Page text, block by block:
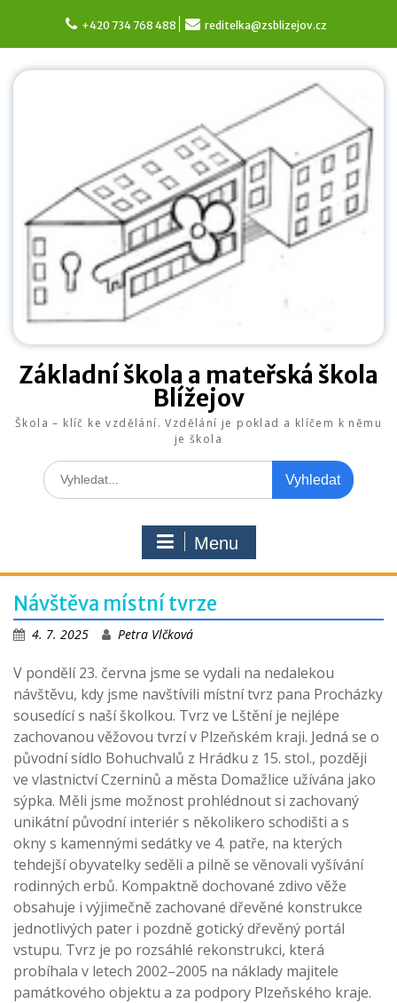
content
+420 734 768 488 reditelka@zsblizejov.cz
Základní škola a mateřská škola
Blížejov
Škola – klíč ke vzdělání. Vzdělání je poklad a klíčem k němu
je škola
Search
for:
Menu
Návštěva místní tvrze
4. 7. 2025 Petra Vlčková
V pondělí 23. června jsme se vydali na nedalekou
návštěvu, kdy jsme navštívili místní tvrz pana Procházky
sousedící s naší školkou. Tvrz ve Lštění je nejlépe
zachovanou věžovou tvrzí v Plzeňském kraji. Jedná se o
původní sídlo Bohuchvalů z Hrádku z 15. stol., později
ve vlastnictví Czerninů a města Domažlice užívána jako
sýpka. Měli jsme možnost prohlédnout si zachovaný
unikátní původní interiér s několikero schodišti a s
okny s kamennými sedátky ve 4. patře, na kterých
tehdejší obyvatelky seděli a pilně se věnovali vyšívání
rodinných erbů. Kompaktně dochované zdivo věže
obsahuje i výjimečně zachované dřevěné konstrukce
jednotlivých pater i pozdně gotický dřevěný portál
vstupu. Tvrz je po rozsáhlé rekonstrukci, která
probíhala v letech 2002–2005 na náklady majitele
památkového objektu a za podpory Plzeňského kraje.